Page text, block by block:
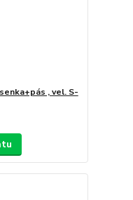
, vel. S-